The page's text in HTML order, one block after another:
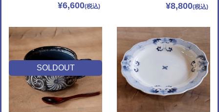
¥6,600 ¥8,800
SOLDOUT